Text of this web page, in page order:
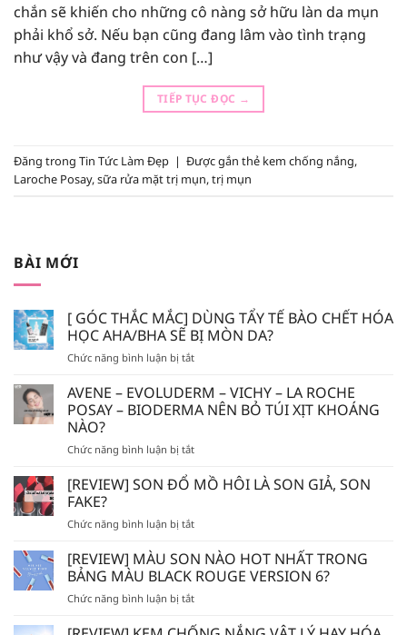
chắn sẽ khiến cho những cô nàng sở hữu làn da mụn
phải khổ sở. Nếu bạn cũng đang lâm vào tình trạng
như vậy và đang trên con […]
TIẾP TỤC ĐỌC →
Đăng trong Tin Tức Làm Đẹp | Được gắn thẻ kem chống nắng,
Laroche Posay,sữa rửa mặt trị mụn,trị mụn
BÀI MỚI
[ GÓC THẮC MẮC] DÙNG TẨY TẾ BÀO CHẾT HÓA
HỌC AHA/BHA SẼ BỊ MÒN DA?
Chức năng bình luận bị tắtở
GÓC
THẮC
MẮC]
TẨY
BÀO
HỌC
SẼ
BỊ
DA?
AVENE – EVOLUDERM – VICHY – LA ROCHE
POSAY – BIODERMA NÊN BỎ TÚI XỊT KHOÁNG
NÀO?
Chức năng bình luận bị tắtở
–
EVOLUDERM
VICHY
LA
ROCHE
–
[REVIEW] SON ĐỔ MỒ HÔI LÀ SON GIẢ, SON
FAKE?
Chức năng bình luận bị tắtở
SON
ĐỔ
MỒ
HÔI
SON
[REVIEW] MÀU SON NÀO HOT NHẤT TRONG
BẢNG MÀU BLACK ROUGE VERSION 6?
Chức năng bình luận bị tắtở
MÀU